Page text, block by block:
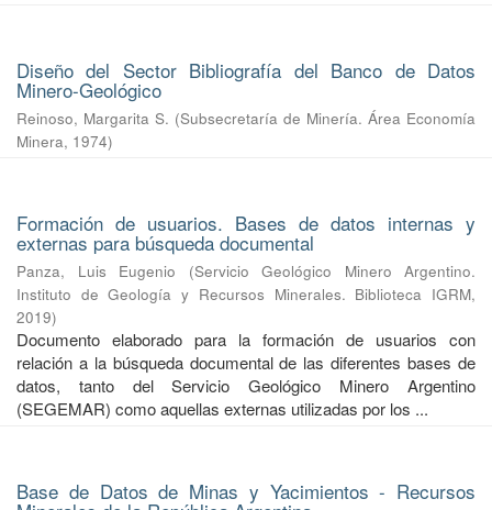
Diseño del Sector Bibliografía del Banco de Datos
Minero-Geológico
Reinoso, Margarita S. (Subsecretaría de Minería. Área Economía
Minera, 1974)
Formación de usuarios. Bases de datos internas y
externas para búsqueda documental
Panza, Luis Eugenio (Servicio Geológico Minero Argentino.
Instituto de Geología y Recursos Minerales. Biblioteca IGRM,
2019)
Documento elaborado para la formación de usuarios con
relación a la búsqueda documental de las diferentes bases de
datos, tanto del Servicio Geológico Minero Argentino
(SEGEMAR) como aquellas externas utilizadas por los ...
Base de Datos de Minas y Yacimientos - Recursos